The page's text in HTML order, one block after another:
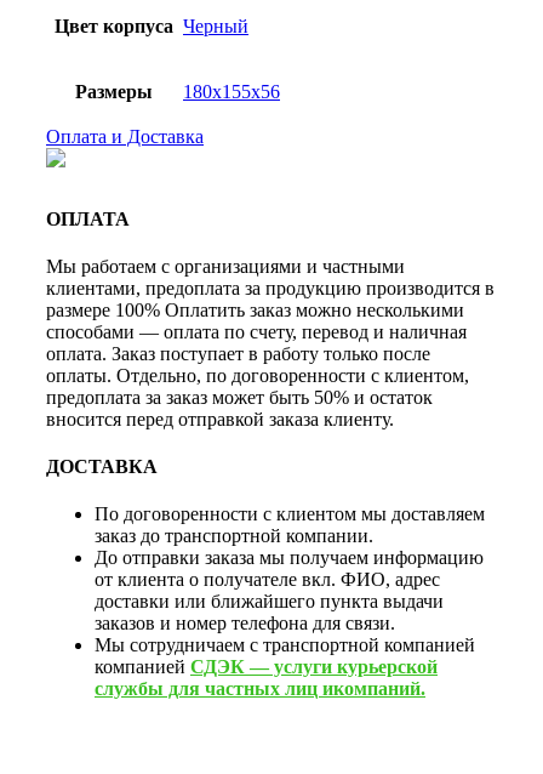
Цвет корпуса Черный
Размеры 180x155x56
Оплата и Доставка
ОПЛАТА
Мы работаем с организациями и частными
клиентами, предоплата за продукцию производится в
размере 100% Оплатить заказ можно несколькими
способами — оплата по счету, перевод и наличная
оплата. Заказ поступает в работу только после
оплаты. Отдельно, по договоренности с клиентом,
предоплата за заказ может быть 50% и остаток
вносится перед отправкой заказа клиенту.
ДОСТАВКА
По договоренности с клиентом мы доставляем
заказ до транспортной компании.
До отправки заказа мы получаем информацию
от клиента о получателе вкл. ФИО, адрес
доставки или ближайшего пункта выдачи
заказов и номер телефона для связи.
Мы сотрудничаем с транспортной компанией
компанией СДЭК — услуги курьерской
службы для частных лиц икомпаний.